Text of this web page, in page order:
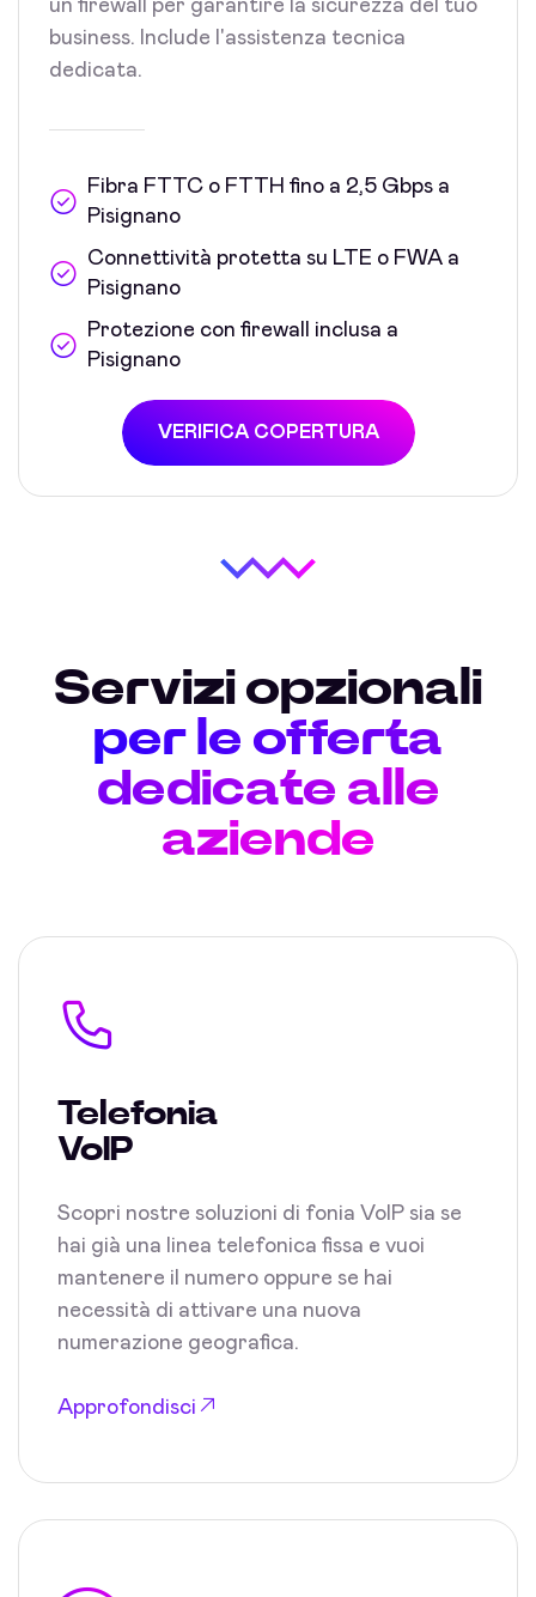
un firewall per garantire la sicurezza del tuo
business. Include l'assistenza tecnica
dedicata.
Fibra FTTC o FTTH fino a 2,5 Gbps a
Pisignano
Connettività protetta su LTE o FWA a
Pisignano
Protezione con firewall inclusa a
Pisignano
VERIFICA COPERTURA
Servizi opzionali
per le offerta
dedicate alle
aziende
Telefonia
VoIP
Scopri nostre soluzioni di fonia VoIP sia se
hai già una linea telefonica fissa e vuoi
mantenere il numero oppure se hai
necessità di attivare una nuova
numerazione geografica.
Approfondisci